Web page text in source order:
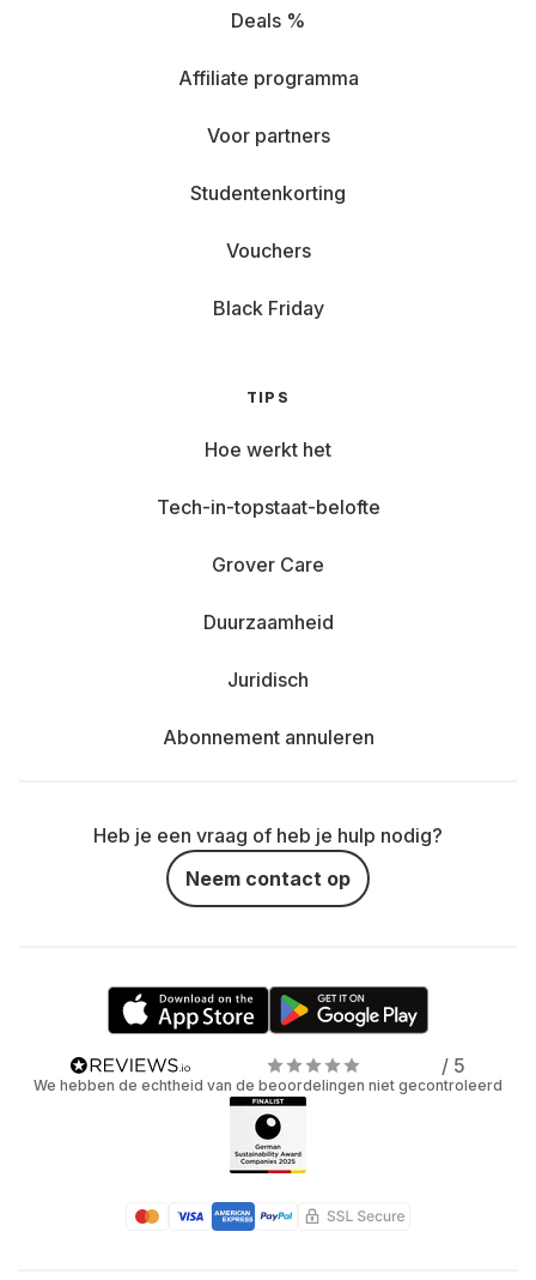
Deals %
Affiliate programma
Voor partners
Studentenkorting
Vouchers
Black Friday
TIPS
Hoe werkt het
Tech-in-topstaat-belofte
Grover Care
Duurzaamheid
Juridisch
Abonnement annuleren
Heb je een vraag of heb je hulp nodig?
Neem contact op
/ 5
We hebben de echtheid van de beoordelingen niet gecontroleerd